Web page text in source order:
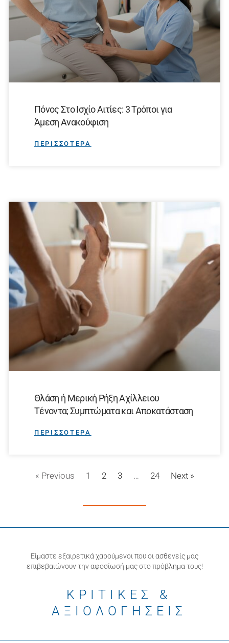
Πόνος Στο Ισχίο Αιτίες: 3 Τρόποι για
Άμεση Ανακούφιση
ΠΕΡΙΣΣΟΤΕΡΑ
Θλάση ή Μερική Ρήξη Αχίλλειου
Τένοντα; Συμπτώματα και Αποκατάσταση
ΠΕΡΙΣΣΟΤΕΡΑ
« Previous 1 2 3 … 24 Next »
Είμαστε εξαιρετικά χαρούμενοι που οι ασθενείς μας
επιβεβαιώνουν την αφοσίωσή μας στο πρόβλημα τους!
ΚΡΙΤΙΚΕΣ &
ΑΞΙΟΛΟΓΗΣΕΙΣ